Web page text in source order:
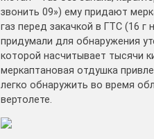
звонить 09») ему придают
газ перед закачкой в ГТС (16
придумали для обнаружения
которой насчитывает тысячи
меркаптановая отдушка
легко обнаружить во время
вертолете.